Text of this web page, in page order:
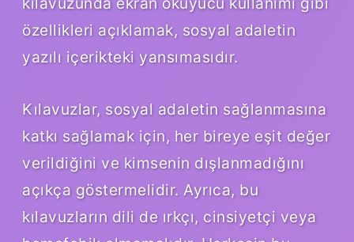
özellikleri açıklamak, sosyal adaletin
yazılı içerikteki yansımasıdır.
Kılavuzlar, sosyal adaletin sağlanmasına
katkı sağlamak için, her bireye eşit değer
verildiğini ve kimsenin dışlanmadığını
açıkça göstermelidir. Ayrıca, bu
kılavuzların dili de ırkçı, cinsiyetçi veya